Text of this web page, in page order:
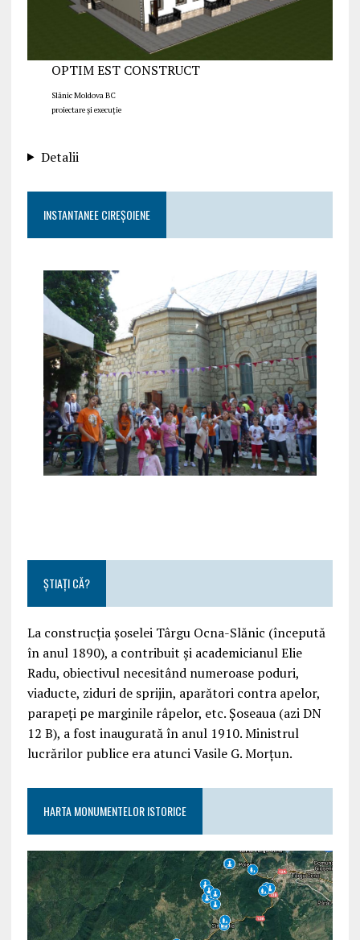
OPTIM EST CONSTRUCT
Slănic Moldova BC
proiectare și execuție
Detalii
INSTANTANEE CIREȘOIENE
ȘTIAȚI CĂ?
La construcția șoselei Târgu Ocna-Slănic (începută
în anul 1890), a contribuit și academicianul Elie
Radu, obiectivul necesitând numeroase poduri,
viaducte, ziduri de sprijin, aparători contra apelor,
parapeți pe marginile râpelor, etc. Șoseaua (azi DN
12 B), a fost inaugurată în anul 1910. Ministrul
lucrărilor publice era atunci Vasile G. Morțun.
HARTA MONUMENTELOR ISTORICE